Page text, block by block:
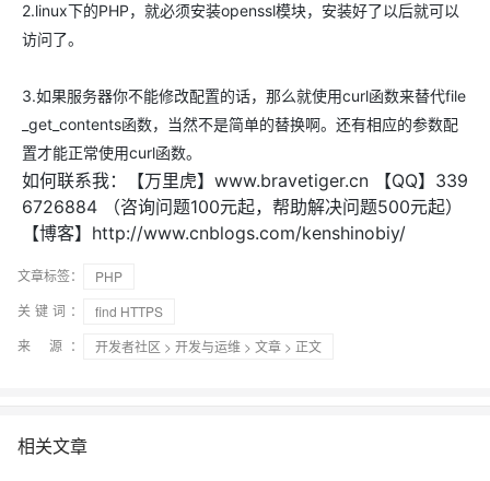
2.linux下的PHP，就必须安装openssl模块，安装好了以后就可以
访问了。
3.如果服务器你不能修改配置的话，那么就使用curl函数来替代file
_get_contents函数，当然不是简单的替换啊。还有相应的参数配
置才能正常使用curl函数。
如何联系我：【万里虎】www.bravetiger.cn 【QQ】339
6726884 （咨询问题100元起，帮助解决问题500元起）
【博客】http://www.cnblogs.com/kenshinobiy/
文章标签：
PHP
关键词：
find HTTPS
来 源：
开发者社区 > 开发与运维 > 文章 > 正文
相关文章